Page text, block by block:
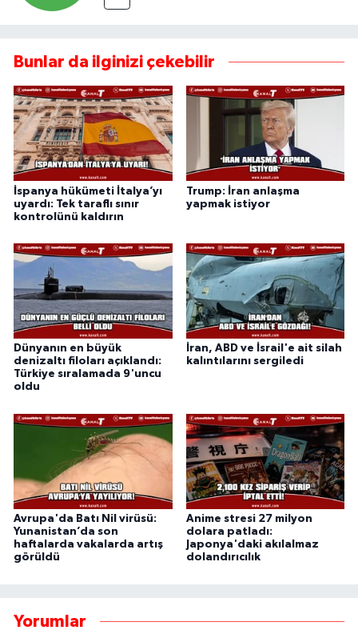
Bunlar da ilginizi çekebilir
İspanya hükümeti İtalya’yı
uyardı: Tek taraflı sınır
kontrolünü kaldırın
Trump: İran anlaşma
yapmak istiyor
Dünyanın en büyük
denizaltı filoları açıklandı:
Türkiye sıralamada 9'uncu
oldu
İran, ABD ve İsrail'e ait silah
kalıntılarını sergiledi
Avrupa'da Batı Nil virüsü:
Yunanistan’da son
haftalarda vakalarda artış
görüldü
Anime stresi 27 milyon
dolara patladı:
Japonya'daki akılalmaz
dolandırıcılık
Yorumlar